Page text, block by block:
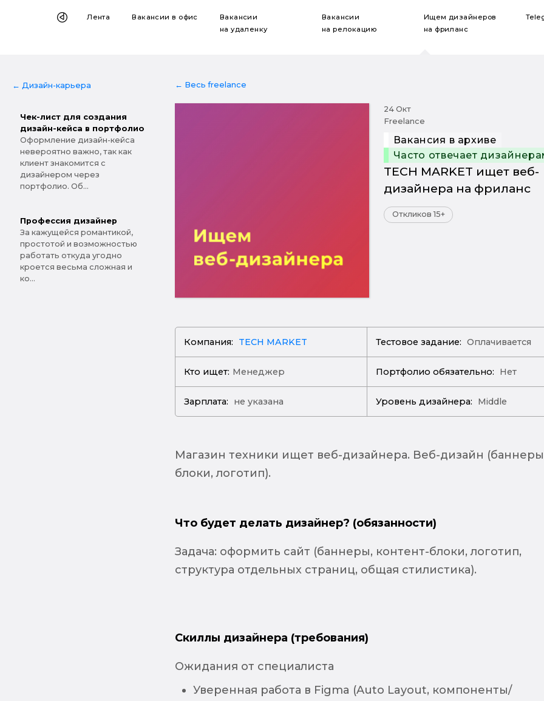
Лента Вакансиив офис
Вакансии
на удаленку
Вакансии
на релокацию
Ищем дизайнеров
на фриланс
← Дизайн-карьера
Чек-лист для создания
дизайн-кейса в портфолио
Оформление дизайн-кейса
невероятно важно, так как
клиент знакомится с
дизайнером через
портфолио. Об...
Профессия дизайнер
За кажущейся романтикой,
простотой и возможностью
работать откуда угодно
кроется весьма сложная и
ко...
← Весь freelance
24 Окт
Freelance
Вакансия в архиве
Часто отвечает
TECH MARKET ищет веб-
дизайнера на фриланс
Откликов 15+
Компания: TECH MARKET Тестовое задание: Оплачивается
Кто ищет: Менеджер Портфолио обязательно: Нет
Зарплата: не указана Уровень дизайнера: Middle
Магазин техники ищет веб-дизайнера. Веб-дизайн
блоки, логотип).
Что будет делать дизайнер? (обязанности)
Задача: оформить сайт (баннеры, контент-блоки, логотип,
структура отдельных страниц, общая стилистика).
Скиллы дизайнера (требования)
Ожидания от специалиста
Уверенная работа в Figma (Auto Layout, компоненты/